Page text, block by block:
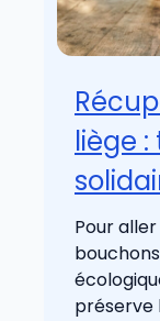
liège
Pour
préserve